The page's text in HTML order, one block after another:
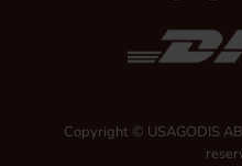
Copyright © USAGODIS